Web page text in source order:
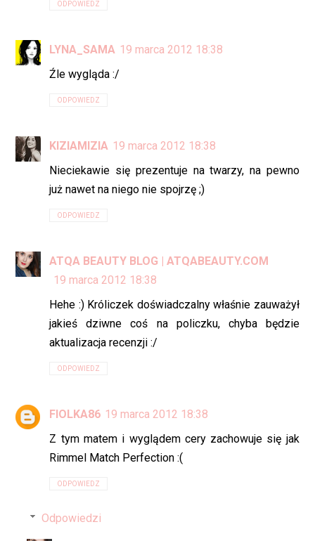
ODPOWIEDZ
LYNA_SAMA 19 marca 2012 18:38
Źle wygląda :/
ODPOWIEDZ
KIZIAMIZIA 19 marca 2012 18:38
Nieciekawie się prezentuje na twarzy, na pewno
już nawet na niego nie spojrzę ;)
ODPOWIEDZ
ATQA BEAUTY BLOG | ATQABEAUTY.COM
19 marca 2012 18:38
Hehe :) Króliczek doświadczalny właśnie zauważył
jakieś dziwne coś na policzku, chyba będzie
aktualizacja recenzji :/
ODPOWIEDZ
FIOLKA86 19 marca 2012 18:38
Z tym matem i wyglądem cery zachowuje się jak
Rimmel Match Perfection :(
ODPOWIEDZ
Odpowiedzi